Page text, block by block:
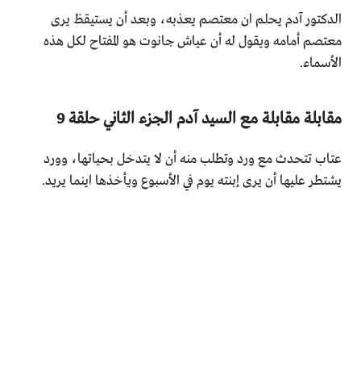
الدكتور آدم يحلم ان معتصم يعذبه، وبعد أن يستيقظ يرى
معتصم أمامه ويقول له أن عياش جانوت هو المفتاح لكل هذه
الأسماء.
مقابلة مقابلة مع السيد آدم الجزء الثاني حلقة 9
عتاب تتحدث مع ورد وتطلب منه أن لا يتدخل بحياتها، وورد
يشتطر عليها أن يرى إبنته يوم في الأسبوع ويأخذها اينما يريد.